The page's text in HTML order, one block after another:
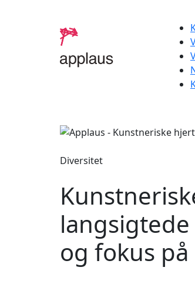
Diversitet
og fokus